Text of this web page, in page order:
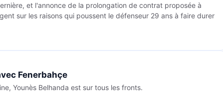
et l'annonce de la prolongation de contrat proposée à
sur les raisons qui poussent le défenseur 29 ans à faire durer
Fenerbahçe
Younès Belhanda est sur tous les fronts.